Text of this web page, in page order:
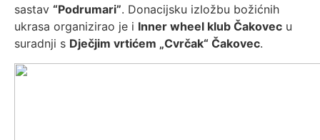
sastav “Podrumari”. Donacijsku izložbu božićnih
ukrasa organizirao je i Inner wheel klub Čakovec u
suradnji s Dječjim vrtićem „Cvrčak“ Čakovec.